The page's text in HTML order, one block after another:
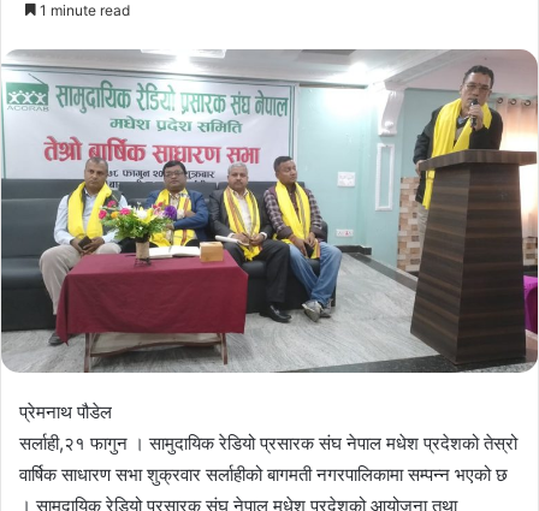
1 minute read
प्रेमनाथ पौडेल
सर्लाही,२१ फागुन । सामुदायिक रेडियो प्रसारक संघ नेपाल मधेश प्रदेशको तेस्रो
वार्षिक साधारण सभा शुक्रवार सर्लाहीको बागमती नगरपालिकामा सम्पन्न भएको छ
। सामुदायिक रेडियो प्रसारक संघ नेपाल मधेश प्रदेशको आयोजना तथा